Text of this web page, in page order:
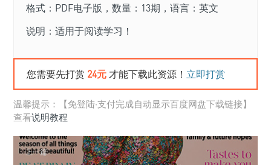
格式：PDF电子版，数量：13期，语言：英文
说明：适用于阅读学习！
您需要先打赏 24元 才能下载此资源！ 立即打赏
温馨提示：【免登陆·支付完成自动显示百度网盘下载链接】
查看说明教程
上一篇